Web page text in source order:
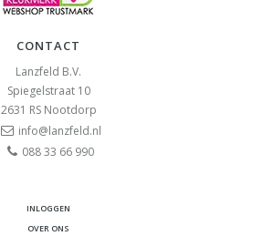
CONTACT
Lanzfeld B.V.
Spiegelstraat 10
2631 RS Nootdorp
info@lanzfeld.nl
088 33 66 990
INLOGGEN
OVER ONS